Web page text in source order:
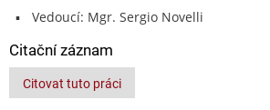
Vedoucí: Mgr. Sergio Novelli
Citační záznam
Citovat tuto práci